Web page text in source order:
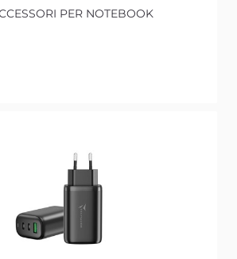
PER NOTEBOOK